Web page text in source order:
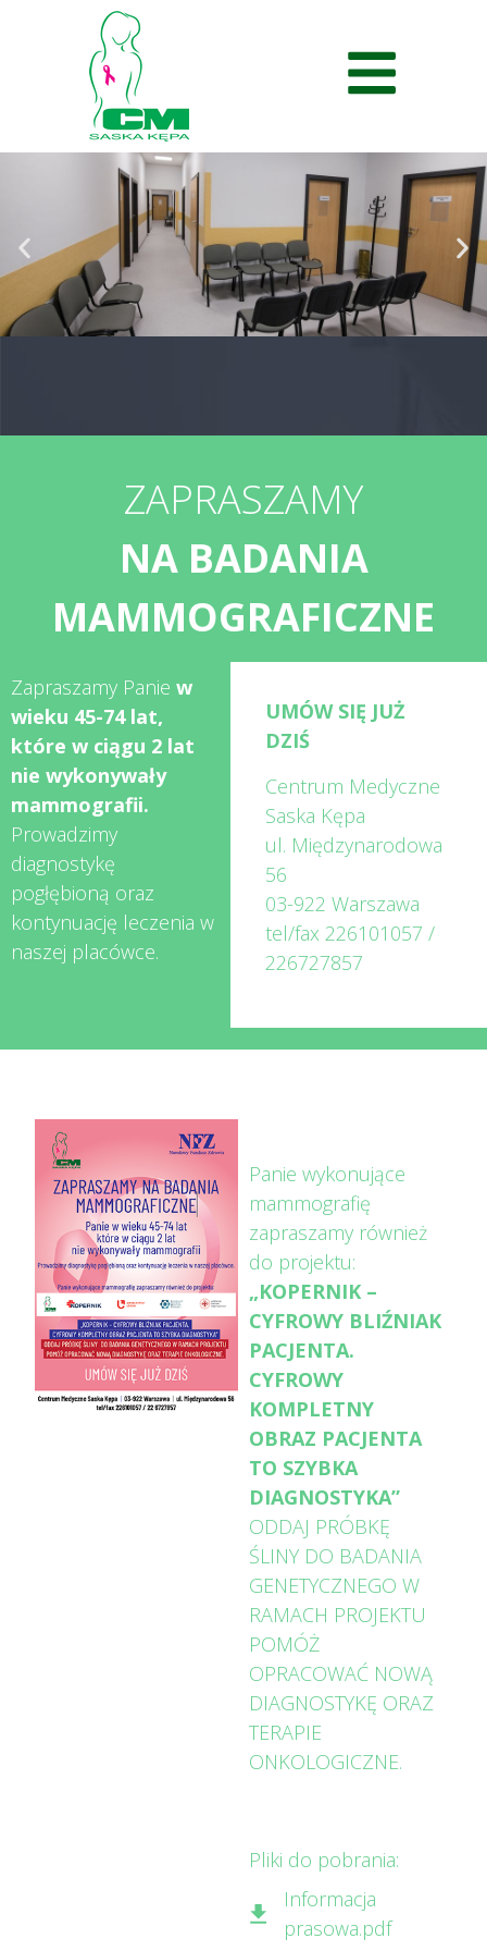
ZAPRASZAMY
NA BADANIA
MAMMOGRAFICZNE
Zapraszamy Panie w
wieku 45-74 lat,
które w ciągu 2 lat
nie wykonywały
mammografii.
Prowadzimy
diagnostykę
pogłębioną oraz
kontynuację leczenia w
naszej placówce.
UMÓW SIĘ JUŻ
DZIŚ
Centrum Medyczne
Saska Kępa
ul. Międzynarodowa
56
03-922 Warszawa
tel/fax 226101057 /
226727857
Panie wykonujące
mammografię
zapraszamy również
do projektu:
„KOPERNIK –
CYFROWY BLIŹNIAK
PACJENTA.
CYFROWY
KOMPLETNY
OBRAZ PACJENTA
TO SZYBKA
DIAGNOSTYKA”
ODDAJ PRÓBKĘ
ŚLINY DO BADANIA
GENETYCZNEGO W
RAMACH PROJEKTU
POMÓŻ
OPRACOWAĆ NOWĄ
DIAGNOSTYKĘ ORAZ
TERAPIE
ONKOLOGICZNE.
Pliki do pobrania:
Informacja
prasowa.pdf